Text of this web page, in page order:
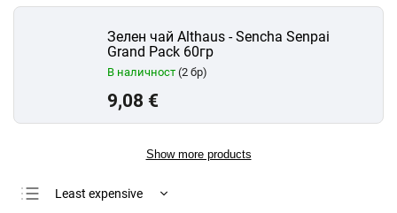
Зелен чай Althaus - Sencha Senpai
Grand Pack 60гр
В наличност (2 бр)
9,08 €
Show more products
Least expensive